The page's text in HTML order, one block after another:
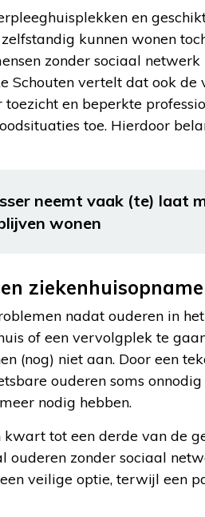
en
kunnen wonen
zonder sociaal
Schouten vertelt dat ook
en beperkte
toe. Hierdoor
neemt vaak (te) laat
wonen
ziekenhuisopname
nadat ouderen in
of een vervolgplek te
(nog) niet aan. Door een
ouderen soms
nodig hebben.
tot een derde van de
ouderen zonder sociaal
veilige optie, terwijl een